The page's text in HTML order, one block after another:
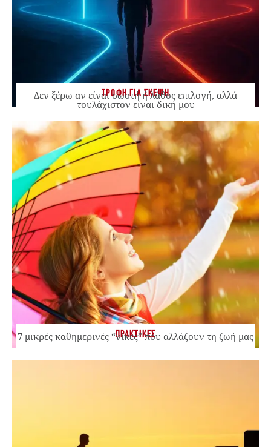
ΤΡΟΦΗ ΓΙΑ ΣΚΕΨΗ
Δεν ξέρω αν είναι σωστή ή λάθος επιλογή, αλλά
τουλάχιστον είναι δική μου
ΠΡΑΚΤΙΚΕΣ
7 μικρές καθημερινές “νίκες” που αλλάζουν τη ζωή μας